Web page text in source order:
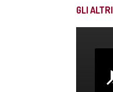
GLI ALTRI